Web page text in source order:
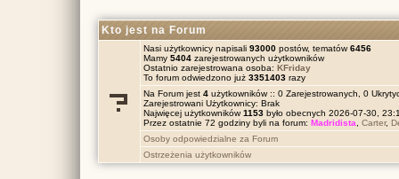
Kto jest na Forum
Nasi użytkownicy napisali 93000 postów, tematów6456
Mamy 5404 zarejestrowanych użytkowników
Ostatnio zarejestrowana osoba: KFriday
To forum odwiedzono już 3351403 razy
Na Forum jest 4 użytkowników :: 0 Zarejestrowanych, 0
Zarejestrowani Użytkownicy: Brak
Najwięcej użytkowników1153 było obecnych 2026-07-30,
Przez ostatnie 72 godziny byli na forum: Madridista Carter,
Osoby odpowiedzialne za Forum
Ostrzeżenia użytkowników